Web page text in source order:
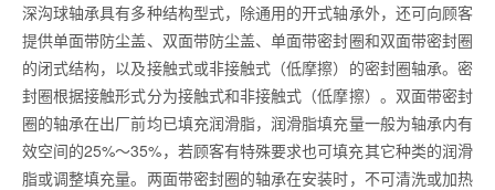
深沟球轴承具有多种结构型式，除通用的开式轴承外，还可向顾客
提供单面带防尘盖、双面带防尘盖、单面带密封圈和双面带密封圈
的闭式结构，以及接触式或非接触式（低摩擦）的密封圈轴承。密
封圈根据接触形式分为接触式和非接触式（低摩擦）。双面带密封
圈的轴承在出厂前均已填充润滑脂，润滑脂填充量一般为轴承内有
效空间的25%～35%，若顾客有特殊要求也可填充其它种类的润滑
脂或调整填充量。两面带密封圈的轴承在安装时，不可清洗或加热